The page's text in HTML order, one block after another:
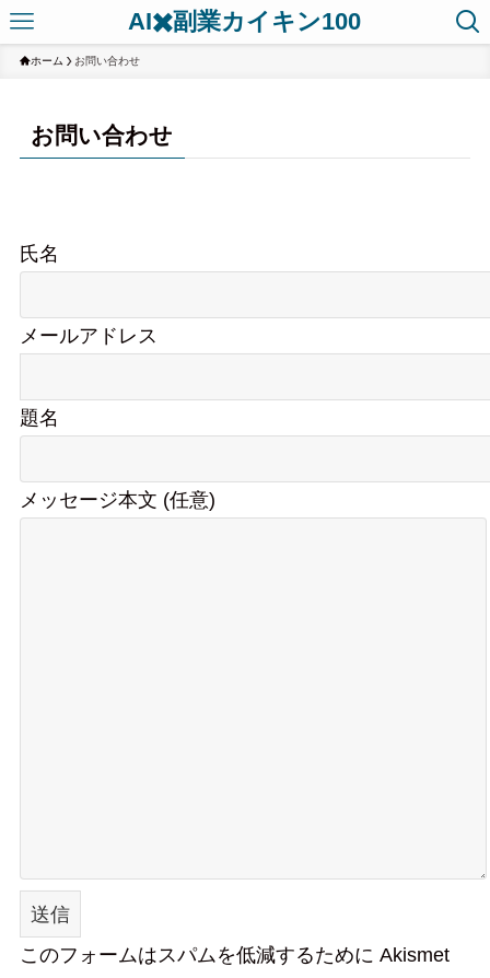
AI✖️副業カイキン100
ホーム お問い合わせ
お問い合わせ
氏名
メールアドレス
題名
メッセージ本文 (任意)
このフォームはスパムを低減するために Akismet